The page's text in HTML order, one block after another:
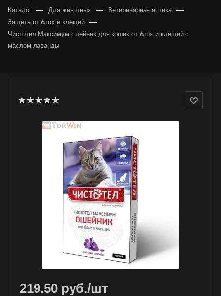
Каталог — Для животных — Ветеринарная аптека —
Защита от блох и клещей —
Чистотел Максимум ошейник для кошек от блох и клещей с
маслом лаванды
219.50 руб./шт